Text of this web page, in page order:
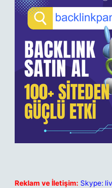
Reklam ve İletişim: Skype: